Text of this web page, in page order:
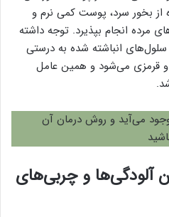
از بخور سرد، پوست کمی نرم و
انجام بپذیرد. توجه داشته
انباشته شده به درستی
و قرمزی می‌شود و همین عامل
می‌آید و روش درمان آن
آلودگی‌ها و چربی‌های